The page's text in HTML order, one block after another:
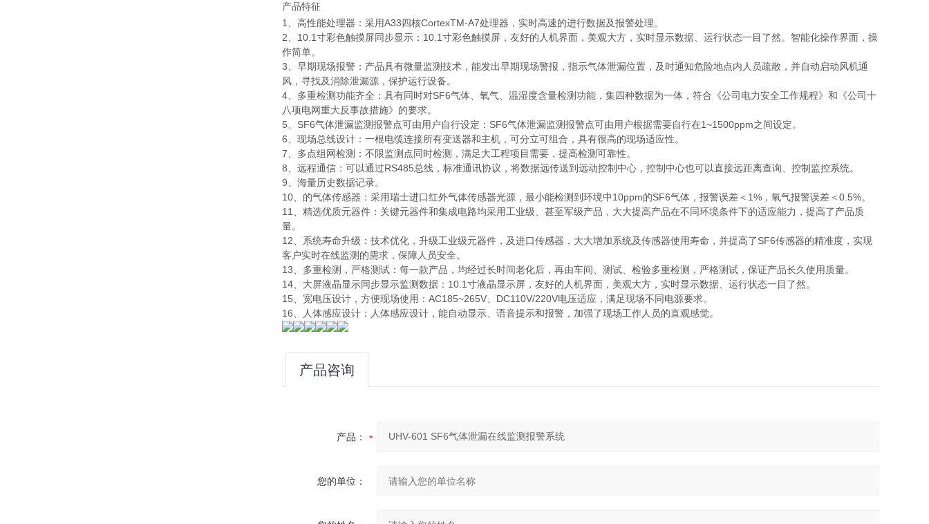
产品特征
1、高性能处理器：采用A33四核CortexTM-A7处理器，实时高速的进行数据及报警处理。
2、10.1寸彩色触摸屏同步显示：10.1寸彩色触摸屏，友好的人机界面，美观大方，实时显示数据、运行状态一目了然。智能化操作界面，操
作简单。
3、早期现场报警：产品具有微量监测技术，能发出早期现场警报，指示气体泄漏位置，及时通知危险地点内人员疏散，并自动启动风机通
风，寻找及消除泄漏源，保护运行设备。
4、多重检测功能齐全：具有同时对SF6气体、氧气、温湿度含量检测功能，集四种数据为一体，符合《公司电力安全工作规程》和《公司十
八项电网重大反事故措施》的要求。
5、SF6气体泄漏监测报警点可由用户自行设定：SF6气体泄漏监测报警点可由用户根据需要自行在1~1500ppm之间设定。
6、现场总线设计：一根电缆连接所有变送器和主机，可分立可组合，具有很高的现场适应性。
7、多点组网检测：不限监测点同时检测，满足大工程项目需要，提高检测可靠性。
8、远程通信：可以通过RS485总线，标准通讯协议，将数据远传送到远动控制中心，控制中心也可以直接远距离查询、控制监控系统。
9、海量历史数据记录。
10、的气体传感器：采用瑞士进口红外气体传感器光源，最小能检测到环境中10ppm的SF6气体，报警误差＜1%，氧气报警误差＜0.5%。
11、精选优质元器件：关键元器件和集成电路均采用工业级、甚至军级产品，大大提高产品在不同环境条件下的适应能力，提高了产品质
量。
12、系统寿命升级：技术优化，升级工业级元器件，及进口传感器，大大增加系统及传感器使用寿命，并提高了SF6传感器的精准度，实现
客户实时在线监测的需求，保障人员安全。
13、多重检测，严格测试：每一款产品，均经过长时间老化后，再由车间、测试、检验多重检测，严格测试，保证产品长久使用质量。
14、大屏液晶显示同步显示监测数据：10.1寸液晶显示屏，友好的人机界面，美观大方，实时显示数据、运行状态一目了然。
15、宽电压设计，方便现场使用：AC185~265V、DC110V/220V电压适应，满足现场不同电源要求。
16、人体感应设计：人体感应设计，能自动显示、语音提示和报警，加强了现场工作人员的直观感觉。
产品咨询
产品：
您的单位：